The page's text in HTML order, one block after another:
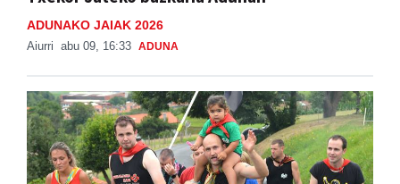
ADUNAKO JAIAK 2026
Aiurri abu 09, 16:33 ADUNA